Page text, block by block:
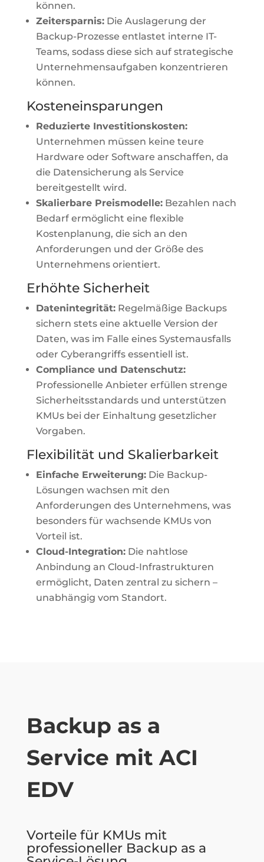
können.
Zeitersparnis:Die Auslagerung der
Backup-Prozesse entlastet interne IT-
Teams, sodass diese sich auf strategische
Unternehmensaufgaben konzentrieren
können.
Kosteneinsparungen
Reduzierte Investitionskosten:
Unternehmen müssen keine teure
Hardware oder Software anschaffen, da
die Datensicherung als Service
bereitgestellt wird.
Skalierbare Preismodelle:Bezahlen nach
Bedarf ermöglicht eine flexible
Kostenplanung, die sich an den
Anforderungen und der Größe des
Unternehmens orientiert.
Erhöhte Sicherheit
Datenintegrität:Regelmäßige Backups
sichern stets eine aktuelle Version der
Daten, was im Falle eines Systemausfalls
oder Cyberangriffs essentiell ist.
Compliance und Datenschutz:
Professionelle Anbieter erfüllen strenge
Sicherheitsstandards und unterstützen
KMUs bei der Einhaltung gesetzlicher
Vorgaben.
Flexibilität und Skalierbarkeit
Einfache Erweiterung:Die Backup-
Lösungen wachsen mit den
Anforderungen des Unternehmens, was
besonders für wachsende KMUs von
Vorteil ist.
Cloud-Integration:Die nahtlose
Anbindung an Cloud-Infrastrukturen
ermöglicht, Daten zentral zu sichern –
unabhängig vom Standort.
Backup as a
Service mit ACI
EDV
Vorteile für KMUs mit
professioneller Backup as a